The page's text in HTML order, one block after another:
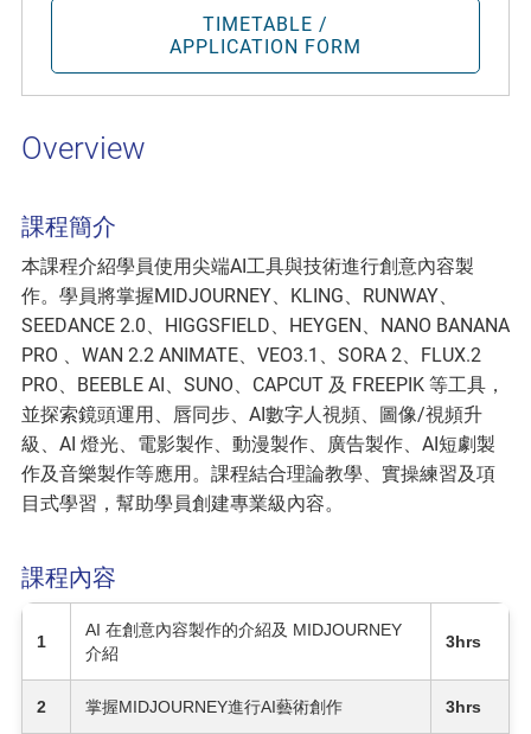
Overview
課程簡介
本課程介紹學員使用尖端AI工具與技術進行創意內容製
作。學員將掌握MIDJOURNEY、KLING、RUNWAY、
SEEDANCE 2.0、HIGGSFIELD、HEYGEN、NANO BANANA
PRO 、WAN 2.2 ANIMATE、VEO3.1、SORA 2、FLUX.2
PRO、BEEBLE AI、SUNO、CAPCUT 及 FREEPIK 等工具，
並探索鏡頭運用、唇同步、AI數字人視頻、圖像/視頻升
級、AI 燈光、電影製作、動漫製作、廣告製作、AI短劇製
作及音樂製作等應用。課程結合理論教學、實操練習及項
目式學習，幫助學員創建專業級內容。
課程內容
1
AI 在創意內容製作的介紹及 MIDJOURNEY
介紹
3hrs
2 掌握MIDJOURNEY進行AI藝術創作 3hrs
TIMETABLE /
APPLICATION FORM